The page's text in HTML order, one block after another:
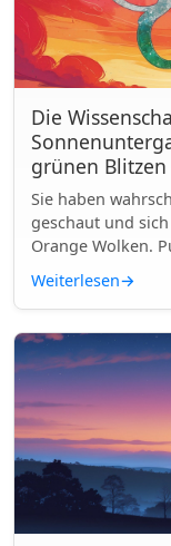
Die
grünen Blitzen
Sie haben
geschaut und
Orange Wolken.
Weiterlesen→